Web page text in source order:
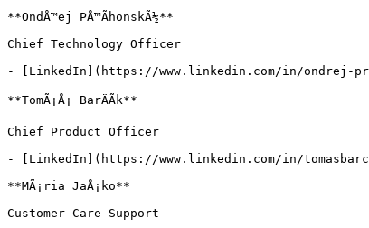
**OndÅ™ej PÅ™Ã­honskÃ½**
Chief Technology Officer
- [LinkedIn](https://www.linkedin.com/in/ondrej-
**TomÃ¡Å¡ BarÄÃ­k**
Chief Product Officer
- [LinkedIn](https://www.linkedin.com/in/
**MÃ¡ria JaÅ¡ko**
Customer Care Support